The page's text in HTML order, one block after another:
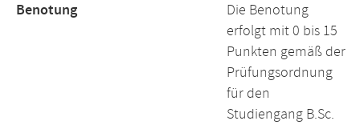
Benotung
Die Benotung
erfolgt mit 0 bis 15
Punkten gemäß der
Prüfungsordnung
für den
Studiengang B.Sc.